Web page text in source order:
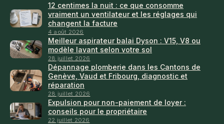
12 centimes la nuit : ce que consomme
vraiment un ventilateur et les réglages qui
changent la facture
4 août 2026
Meilleur aspirateur balai Dyson : V15, V8 ou
modèle lavant selon votre sol
28 juillet 2026
Dépannage plomberie dans les Cantons de
Genève, Vaud et Fribourg, diagnostic et
réparation
28 juillet 2026
Expulsion pour non-paiement de loyer :
conseils pour le propriétaire
22 juillet 2026